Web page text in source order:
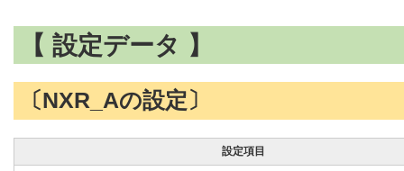
【 設定データ 】
〔NXR_Aの設定〕
設定項目